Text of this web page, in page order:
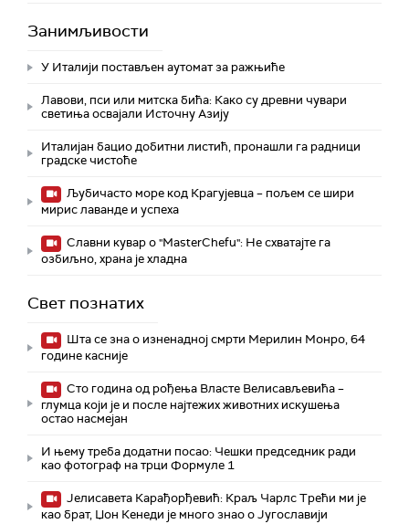
Занимљивости
У Италији постављен аутомат за ражњиће
Лавови, пси или митска бића: Како су древни чувари
светиња освајали Источну Азију
Италијан бацио добитни листић, пронашли га радници
градске чистоће
Љубичасто море код Крагујевца – пољем се шири
мирис лаванде и успеха
Славни кувар о "MasterChefu": Не схватајте га
озбиљно, храна је хладна
Свет познатих
Шта се зна о изненадној смрти Мерилин Монро, 64
године касније
Сто година од рођења Власте Велисављевића –
глумца који је и после најтежих животних искушења
остао насмејан
И њему треба додатни посао: Чешки председник ради
као фотограф на трци Формуле 1
Јелисавета Карађорђевић: Краљ Чарлс Трећи ми је
као брат, Џон Кенеди је много знао о Југославији